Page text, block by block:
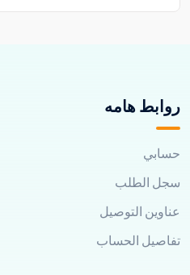
روابط هامه
حسابي
سجل الطلب
عناوين التوصيل
تفاصيل الحساب